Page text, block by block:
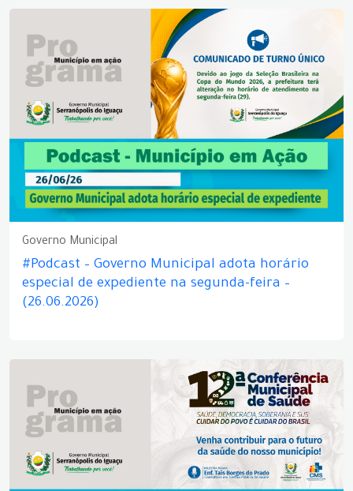
Governo Municipal
#Podcast – Governo Municipal adota horário
especial de expediente na segunda-feira –
(26.06.2026)